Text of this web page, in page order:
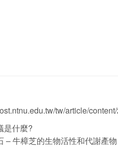
tw/article/
是什麼?
– 牛樟芝的生物活性和代謝產物